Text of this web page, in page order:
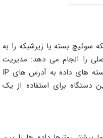
سوئیچ بسته یا زیرشبکه را به
را انجام می دهد: مدیریت
ترافیک بین این شبکه ها با ارسال بسته های داده به آدرس های IP
دستگاه برای استفاده از یک